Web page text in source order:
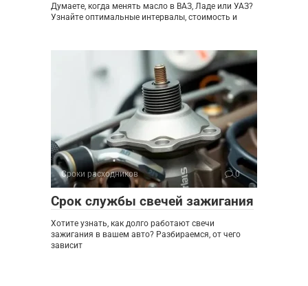
Думаете, когда менять масло в ВАЗ, Ладе или УАЗ?
Узнайте оптимальные интервалы, стоимость и
Сроки расходников 0
Срок службы свечей зажигания
Хотите узнать, как долго работают свечи
зажигания в вашем авто? Разбираемся, от чего
зависит